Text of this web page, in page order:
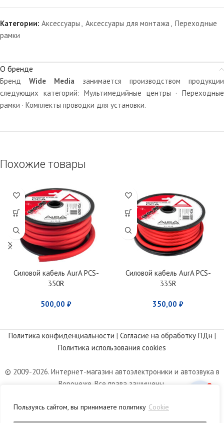
Пользуясь сайтом, вы принимаете политику Cookie
Категории: Аксессуары Аксессуары для монтажа
Переходные
рамки
О бренде
Бренд Wide Media занимается производством продукции
следующих категорий: Мультимедийные центры · Переходные
рамки · Комплекты проводки для установки.
Похожие товары
Силовой кабель AurA PCS-
350R
500,00 ₽
Силовой кабель AurA PCS-
335R
350,00 ₽
Политика конфиденциальности | Согласие на обработку ПДн |
Политика использования cookies
© 2009-2026. Интернет-магазин автоэлектроники и автозвука в
Воронеже. Все права защищены.
характер и не является публичной офертой, определяемой
положениями статьи 437 Гражданского кодекса РФ.